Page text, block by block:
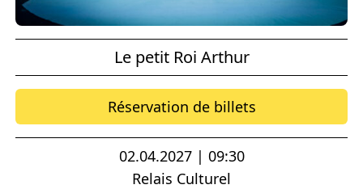
Le petit Roi Arthur
Réservation de billets
02.04.2027 | 09:30
Relais Culturel